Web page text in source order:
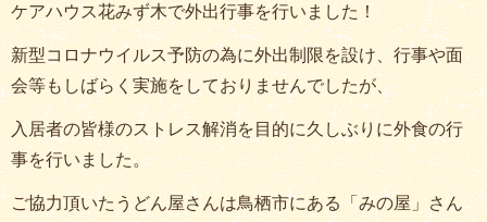
ケアハウス花みず木で外出行事を行いました！
新型コロナウイルス予防の為に外出制限を設け、行事や面
会等もしばらく実施をしておりませんでしたが、
入居者の皆様のストレス解消を目的に久しぶりに外食の行
事を行いました。
ご協力頂いたうどん屋さんは鳥栖市にある「みの屋」さん